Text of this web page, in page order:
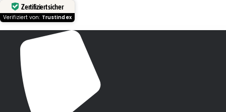
Zertifiziert sicher
Verifiziert von: Trustindex